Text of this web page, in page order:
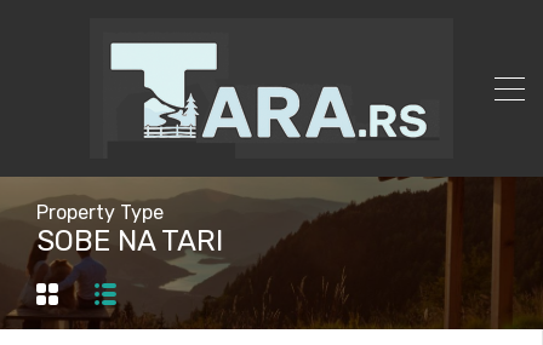
Property Type
SOBE NA TARI